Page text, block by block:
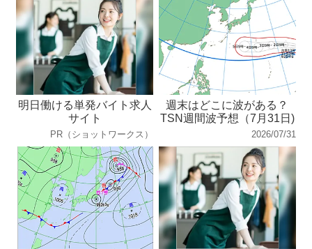
明日働ける単発バイト求人
サイト
PR（ショットワークス）
週末はどこに波がある？
TSN週間波予想（7月31日)
2026/07/31